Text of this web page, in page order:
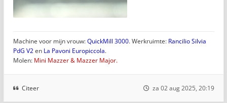
Machine voor mijn vrouw:QuickMill 3000. Werkruimte: Rancilio Silvia
PdG V2en La Pavoni Europiccola.
Molen: Mini Mazzer & Mazzer Major.
Citeer za 02 aug 2025, 20:19